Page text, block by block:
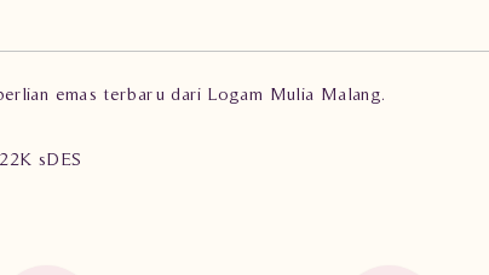
emas terbaru dari Logam Mulia Malang.
sDES